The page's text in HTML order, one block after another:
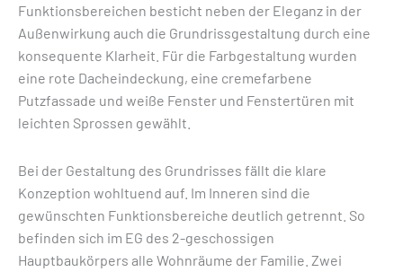
Funktionsbereichen besticht neben der Eleganz in der
Außenwirkung auch die Grundrissgestaltung durch eine
konsequente Klarheit. Für die Farbgestaltung wurden
eine rote Dacheindeckung, eine cremefarbene
Putzfassade und weiße Fenster und Fenstertüren mit
leichten Sprossen gewählt.
Bei der Gestaltung des Grundrisses fällt die klare
Konzeption wohltuend auf. Im Inneren sind die
gewünschten Funktionsbereiche deutlich getrennt. So
befinden sich im EG des 2-geschossigen
Hauptbaukörpers alle Wohnräume der Familie. Zwei